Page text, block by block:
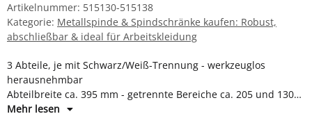
Artikelnummer: 515130-515138
Kategorie: Metallspinde & Spindschränke kaufen: Robust,
abschließbar & ideal für Arbeitskleidung
3 Abteile, je mit Schwarz/Weiß-Trennung - werkzeuglos
herausnehmbar
Abteilbreite ca. 395 mm - getrennte Bereiche ca. 205 und 130
mm
Mehr lesen